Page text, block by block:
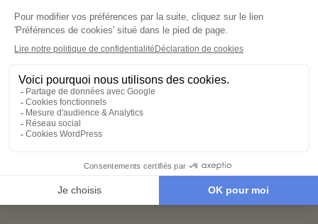
03 Réservez en toute sérénité
expériences exclusives : nous nous
chargeons de tout. Il ne vous reste plus
qu’à partir !
04 Partez l’esprit léger
contient les informations essentielles.
Sur place, notre conciergerie reste
disponible 24/7